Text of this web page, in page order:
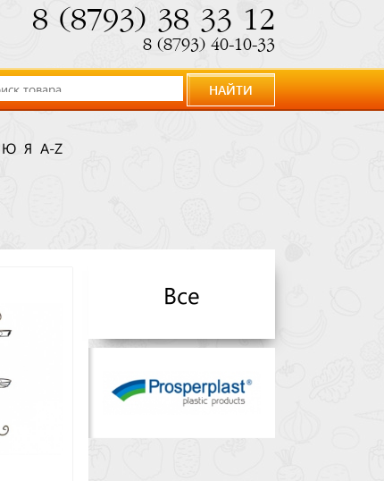
8 (8793) 38 33 12
8 (8793) 40-10-33
НАЙТИ
Ю Я A-Z
Все